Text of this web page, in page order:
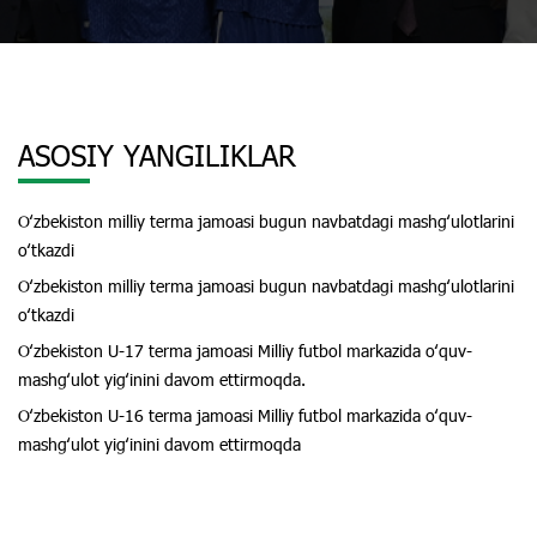
ASOSIY YANGILIKLAR
Oʻzbekiston milliy terma jamoasi bugun navbatdagi mashgʻulotlarini
oʻtkazdi
Oʻzbekiston milliy terma jamoasi bugun navbatdagi mashgʻulotlarini
oʻtkazdi
Oʻzbekiston U-17 terma jamoasi Milliy futbol markazida oʻquv-
mashgʻulot yigʻinini davom ettirmoqda.
Oʻzbekiston U-16 terma jamoasi Milliy futbol markazida oʻquv-
mashgʻulot yigʻinini davom ettirmoqda